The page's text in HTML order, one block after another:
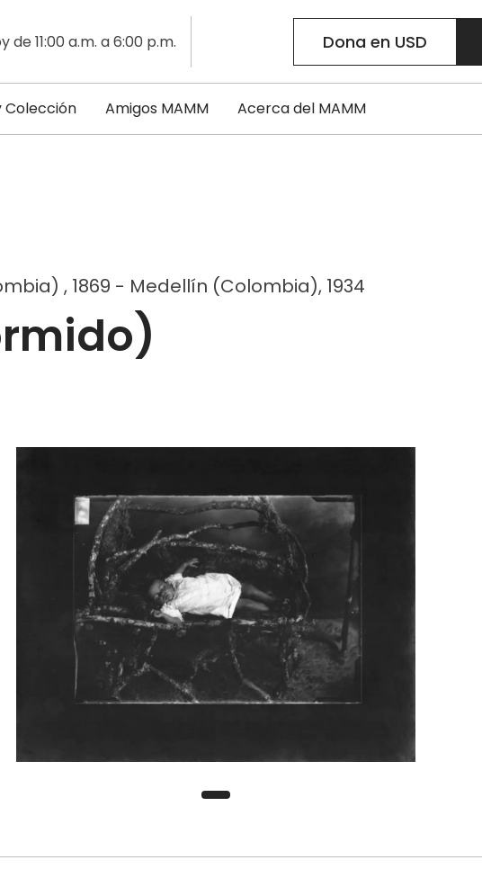
de 11:00 a.m. a 6:00 p.m. Dona en USD
Colección Amigos MAMM Acerca del MAMM
, 1869 - Medellín (Colombia), 1934